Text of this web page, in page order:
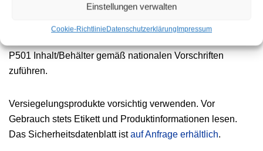
Einstellungen verwalten
Cookie-RichtlinieDatenschutzerklärungImpressum
Rat einholen/ärztliche Hilfe hinzuziehen.
P403 + P235 Kühl an einem gut belüfteten Ort
P501 Inhalt/Behälter gemäß nationalen Vorschriften
zuführen.
Versiegelungsprodukte vorsichtig verwenden. Vor
Gebrauch stets Etikett und Produktinformationen lesen.
Das Sicherheitsdatenblatt istauf Anfrage erhältlich.